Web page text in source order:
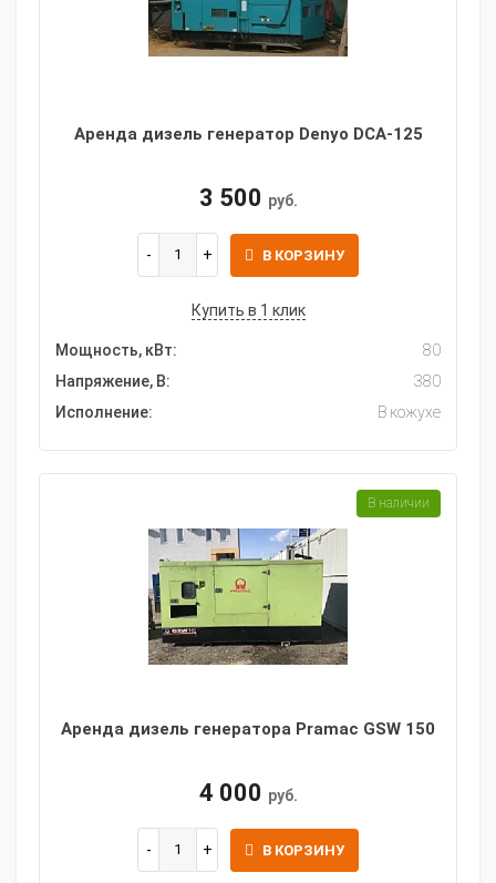
Аренда дизель генератор Denyo DCA-125
3 500 руб.
В КОРЗИНУ
Купить в 1 клик
Мощность, кВт:
80
Напряжение, В:
380
Исполнение:
В кожухе
Аренда дизель генератора Pramac GSW 150
4 000 руб.
В КОРЗИНУ
В наличии